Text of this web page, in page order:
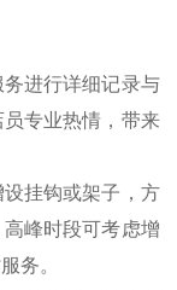
进行详细记录与
专业热情，带来
挂钩或架子，方
峰时段可考虑增
务。